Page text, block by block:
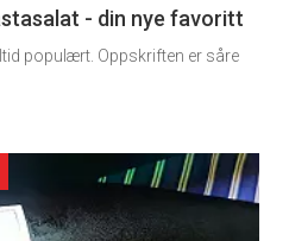
- din nye favoritt
populært. Oppskriften er såre